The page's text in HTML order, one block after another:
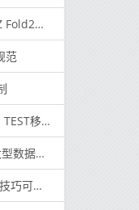
多样化
范
准测试奖
收集见解
冠状病毒